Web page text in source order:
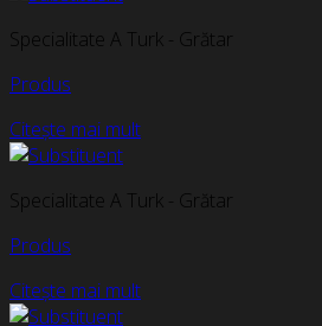
Specialitate A Turk - Grătar
Produs
Citește mai mult
Specialitate A Turk - Grătar
Produs
Citește mai mult